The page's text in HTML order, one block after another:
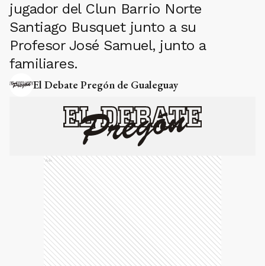
jugador del Clun Barrio Norte
Santiago Busquet junto a su
Profesor José Samuel, junto a
familiares.
El Debate Pregón de Gualeguay
Ads